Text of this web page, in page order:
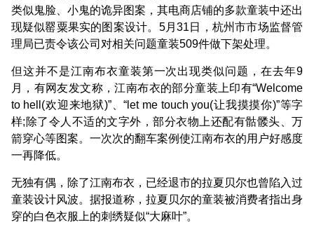
类似鬼脸、小鬼的诡异图案，其电商店铺的多款童装中还出
现疑似罂粟果实的图案设计。5月31日，杭州市市场监督管
理局已责令该公司对相关问题童装509件做下架处理。
但这并不是江南布衣童装第一次出现类似问题，在去年9
月，有网友发文称，江南布衣的部分童装上印有“Welcome
to hell(欢迎来地狱)”、“let me touch you(让我摸摸你)”等字
样;除了令人不适的文字外，部分衣物上还配有骷髅头、万
箭穿心等图案。一次次的翻车案例使江南布衣的用户好感度
一再降低。
无独有偶，除了江南布衣，已经退市的拉夏贝尔也曾陷入过
童装设计风波。据报道称，拉夏贝尔的童装被消费者指出身
穿的白色衣服上的刺绣疑似“大麻叶”。